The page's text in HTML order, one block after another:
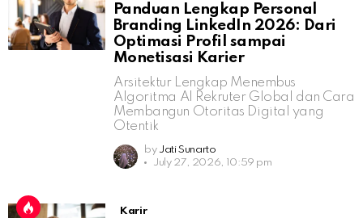
Panduan Lengkap Personal
Branding LinkedIn 2026: Dari
Optimasi Profil sampai
Monetisasi Karier
Arsitektur Lengkap Menembus
Algoritma AI Rekruter Global dan Cara
Membangun Otoritas Digital yang
Otentik
by Jati Sunarto
July 27, 2026, 10:59 pm
Karir